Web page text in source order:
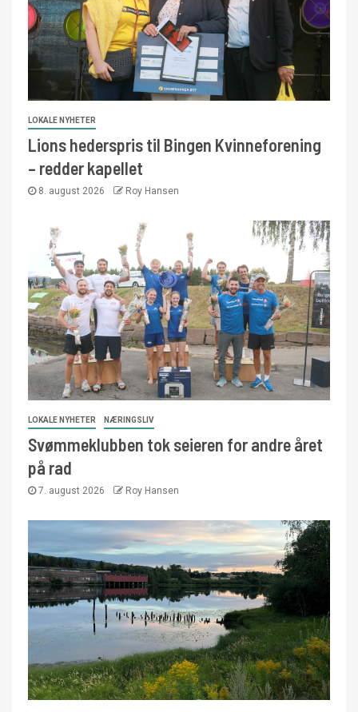
LOKALE NYHETER
Lions hederspris til Bingen Kvinneforening
– redder kapellet
8. august 2026 Roy Hansen
LOKALE NYHETER NÆRINGSLIV
Svømmeklubben tok seieren for andre året
på rad
7. august 2026 Roy Hansen